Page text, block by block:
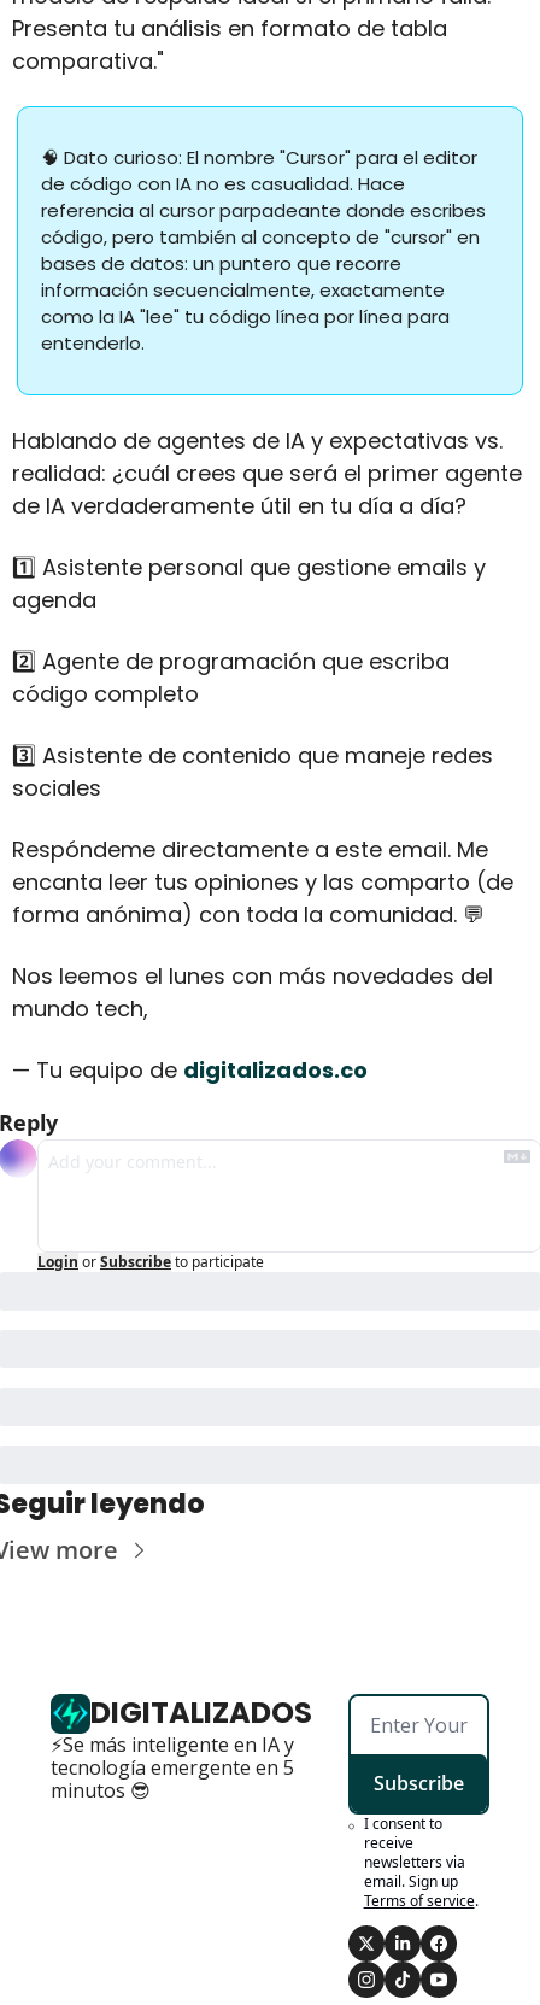
Presenta tu análisis en formato de tabla
comparativa."
🧠 Dato curioso: El nombre "Cursor" para el editor
de código con IA no es casualidad. Hace
referencia al cursor parpadeante donde escribes
código, pero también al concepto de "cursor" en
bases de datos: un puntero que recorre
información secuencialmente, exactamente
como la IA "lee" tu código línea por línea para
entenderlo.
Hablando de agentes de IA y expectativas vs.
realidad: ¿cuál crees que será el primer agente
de IA verdaderamente útil en tu día a día?
1️⃣ Asistente personal que gestione emails y
agenda
2️⃣ Agente de programación que escriba
código completo
3️⃣ Asistente de contenido que maneje redes
sociales
Respóndeme directamente a este email. Me
encanta leer tus opiniones y las comparto (de
forma anónima) con toda la comunidad. 💬
Nos leemos el lunes con más novedades del
mundo tech,
— Tu equipo de digitalizados.co
Reply
Login orSubscribeto participate
leyendo
more
DIGITALIZADOS
⚡Se más inteligente en IA y
tecnología emergente en 5
minutos 😎
Subscribe
I consent to
receive
newsletters via
email. Sign up
Terms of service.